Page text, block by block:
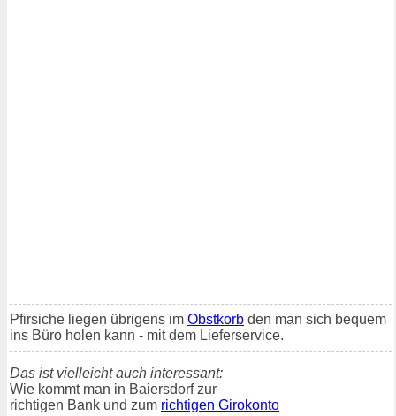
Pfirsiche liegen übrigens im Obstkorb den man sich bequem
ins Büro holen kann - mit dem Lieferservice.
Das ist vielleicht auch interessant:
Wie kommt man in Baiersdorf zur
richtigen Bank und zum richtigen Girokonto